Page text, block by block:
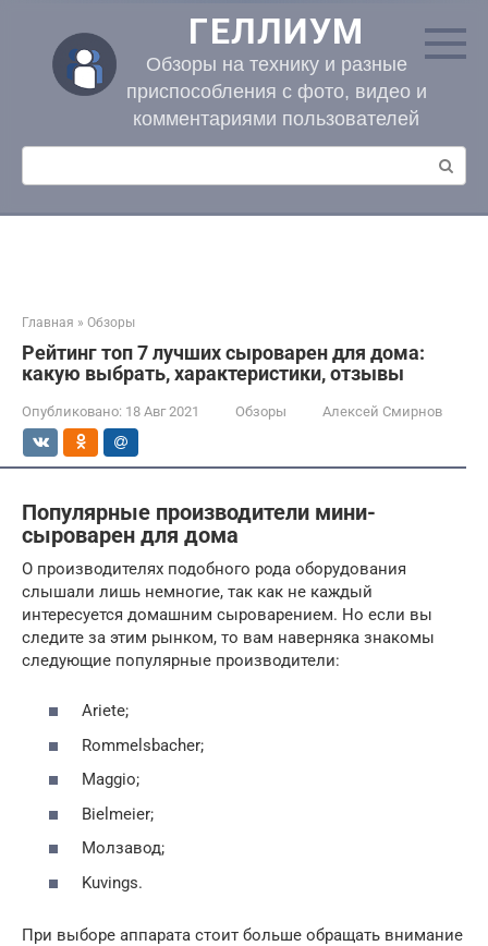
контенту
ГЕЛЛИУМ
Обзоры на технику и разные
приспособления с фото, видео и
комментариями пользователей
Поиск:
Главная » Обзоры
Рейтинг топ 7 лучших сыроварен для дома:
какую выбрать, характеристики, отзывы
Опубликовано: 18 Авг 2021 Обзоры Алексей Смирнов
Популярные производители мини-
сыроварен для дома
О производителях подобного рода оборудования
слышали лишь немногие, так как не каждый
интересуется домашним сыроварением. Но если вы
следите за этим рынком, то вам наверняка знакомы
следующие популярные производители:
Ariete;
Rommelsbacher;
Maggio;
Bielmeier;
Молзавод;
Kuvings.
При выборе аппарата стоит больше обращать внимание